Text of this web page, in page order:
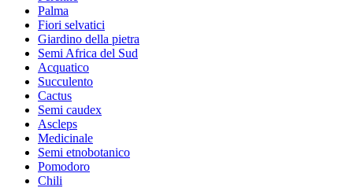
Palma
Fiori selvatici
Giardino della pietra
Semi Africa del Sud
Acquatico
Succulento
Cactus
Semi caudex
Ascleps
Medicinale
Semi etnobotanico
Pomodoro
Chili